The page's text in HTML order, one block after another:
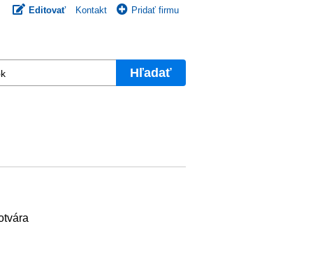
Editovať Kontakt Pridať firmu
Hľadať